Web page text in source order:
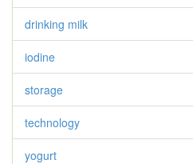
drinking milk
iodine
storage
technology
yogurt